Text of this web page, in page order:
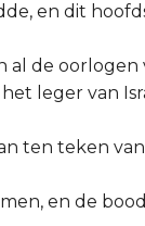
en dit
al de oorlogen
leger van
ten teken van
en de